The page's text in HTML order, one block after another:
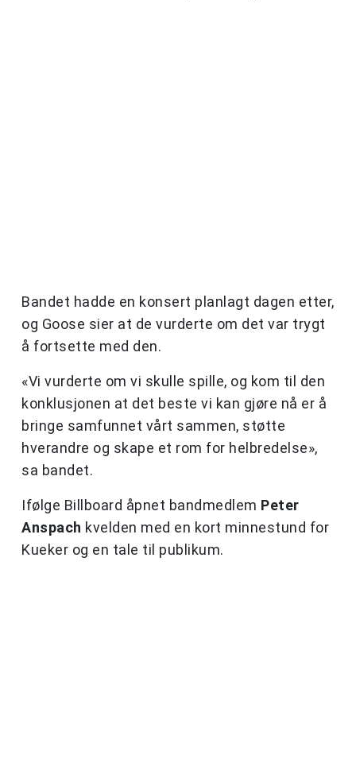
Bandet hadde en konsert planlagt dagen etter,
og Goose sier at de vurderte om det var trygt
å fortsette med den.
«Vi vurderte om vi skulle spille, og kom til den
konklusjonen at det beste vi kan gjøre nå er å
bringe samfunnet vårt sammen, støtte
hverandre og skape et rom for helbredelse»,
sa bandet.
Ifølge Billboard åpnet bandmedlem Peter
Anspach kvelden med en kort minnestund for
Kueker og en tale til publikum.